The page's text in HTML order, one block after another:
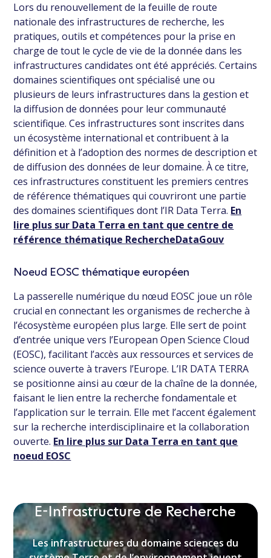
Lors du renouvellement de la feuille de route
nationale des infrastructures de recherche, les
pratiques, outils et compétences pour la prise en
charge de tout le cycle de vie de la donnée dans les
infrastructures candidates ont été appréciés. Certains
domaines scientifiques ont spécialisé une ou
plusieurs de leurs infrastructures dans la gestion et
la diffusion de données pour leur communauté
scientifique. Ces infrastructures sont inscrites dans
un écosystème international et contribuent à la
définition et à l’adoption des normes de description et
de diffusion des données de leur domaine. À ce titre,
ces infrastructures constituent les premiers centres
de référence thématiques qui couvriront une partie
des domaines scientifiques dont l’IR Data Terra. En
lire plus sur Data Terra en tant que centre de
référence thématique RechercheDataGouv
Noeud EOSC thématique européen
La passerelle numérique du nœud EOSC joue un rôle
crucial en connectant les organismes de recherche à
l’écosystème européen plus large. Elle sert de point
d’entrée unique vers l’European Open Science Cloud
(EOSC), facilitant l’accès aux ressources et services de
science ouverte à travers l’Europe. L’IR DATA TERRA
se positionne ainsi au cœur de la chaîne de la donnée,
faisant le lien entre la recherche fondamentale et
l’application sur le terrain. Elle met l’accent également
sur la recherche interdisciplinaire et la collaboration
ouverte. En lire plus sur Data Terra en tant que
noeud EOSC
E-Infrastructure de Recherche
Les infrastructures du domaine sciences du